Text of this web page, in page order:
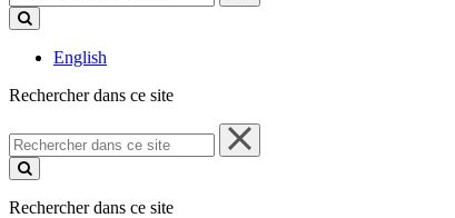
ce
English
Rechercher dans ce site
Rechercher
dans
ce
Rechercher dans ce site